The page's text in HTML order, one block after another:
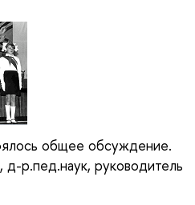
общее обсуждение.
д-р.пед.наук, руководитель